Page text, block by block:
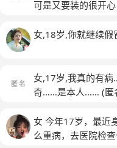
可是又要装的很开
女,18岁,你就继续
女,17岁,我真的有
奇……是本人…… (匿
女 今年17岁，最近
么重病，去医院检